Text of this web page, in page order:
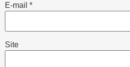
E-mail *
Site